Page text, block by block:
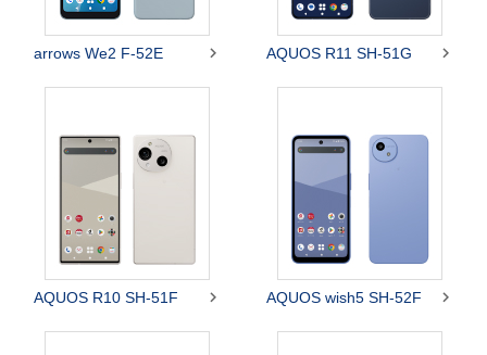
arrows We2 F-52E  AQUOS R11 SH-51G 
AQUOS R10 SH-51F  AQUOS wish5 SH-52F 